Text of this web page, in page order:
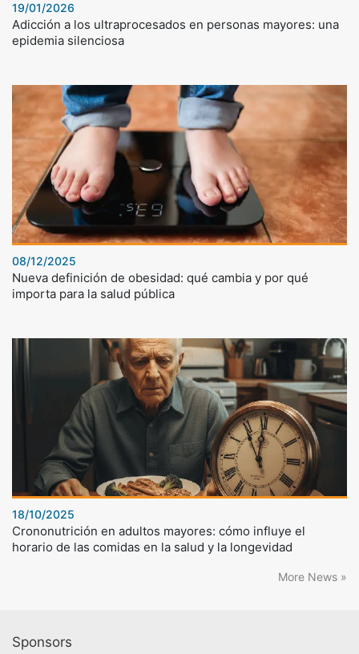
19/01/2026
Adicción a los ultraprocesados en personas mayores: una
epidemia silenciosa
08/12/2025
Nueva definición de obesidad: qué cambia y por qué
importa para la salud pública
18/10/2025
Crononutrición en adultos mayores: cómo influye el
horario de las comidas en la salud y la longevidad
More News »
Sponsors